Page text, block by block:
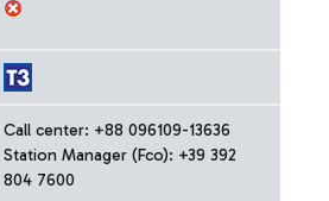
Call center: +88 096109-13636
Station Manager (Fco): +39 392
804 7600